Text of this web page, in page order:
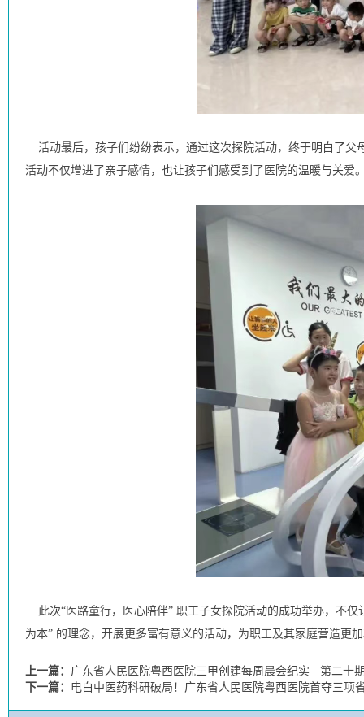
活动最后，孩子们纷纷表示，通过这次探院活动，终于明白了父
活动不仅增进了亲子感情，也让孩子们感受到了医院的温暖与关爱
此次“医路童行，医心陪伴” 职工子女探院活动的成功举办，不
为本” 的理念，开展更多富有意义的活动，为职工及其家庭营造更
上一篇： 广东省人民医院粤西医院三甲创建每周晨会纪实 · 第二十
下一篇： 电白中医药科研破局！广东省人民医院粤西医院首夺三项